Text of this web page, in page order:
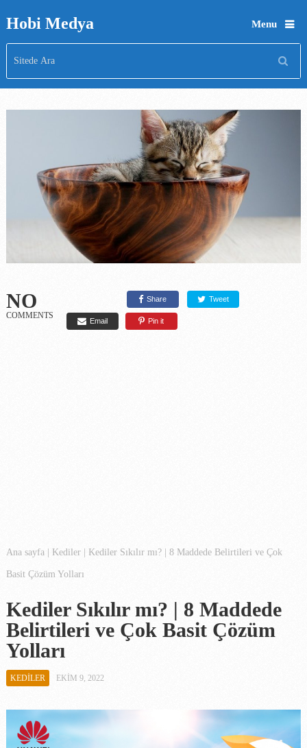
Hobi Medya Menu
NO
COMMENTS
Share Tweet
Email Pin it
Ana sayfa | Kediler| Kediler Sıkılır mı? | 8 Maddede Belirtileri ve Çok
Basit Çözüm Yolları
Kediler Sıkılır mı? | 8 Maddede
Belirtileri ve Çok Basit Çözüm
Yolları
KEDILER EKIM 9, 2022